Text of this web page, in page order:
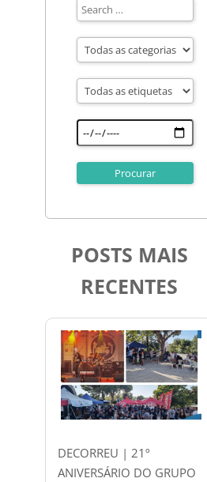
POSTS MAIS
RECENTES
DECORREU | 21º
ANIVERSÁRIO DO GRUPO